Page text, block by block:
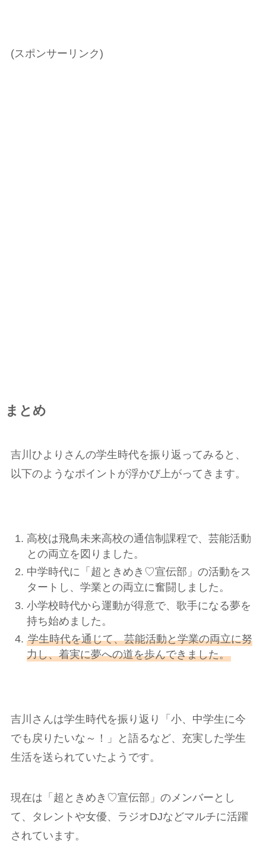
(スポンサーリンク)
まとめ
吉川ひよりさんの学生時代を振り返ってみると、
以下のようなポイントが浮かび上がってきます。
高校は飛鳥未来高校の通信制課程で、芸能活動
との両立を図りました。
中学時代に「超ときめき♡宣伝部」の活動をス
タートし、学業との両立に奮闘しました。
小学校時代から運動が得意で、歌手になる夢を
持ち始めました。
学生時代を通じて、芸能活動と学業の両立に努
力し、着実に夢への道を歩んできました。
吉川さんは学生時代を振り返り「小、中学生に今
でも戻りたいな～！」と語るなど、充実した学生
生活を送られていたようです。
現在は「超ときめき♡宣伝部」のメンバーとし
て、タレントや女優、ラジオDJなどマルチに活躍
されています。